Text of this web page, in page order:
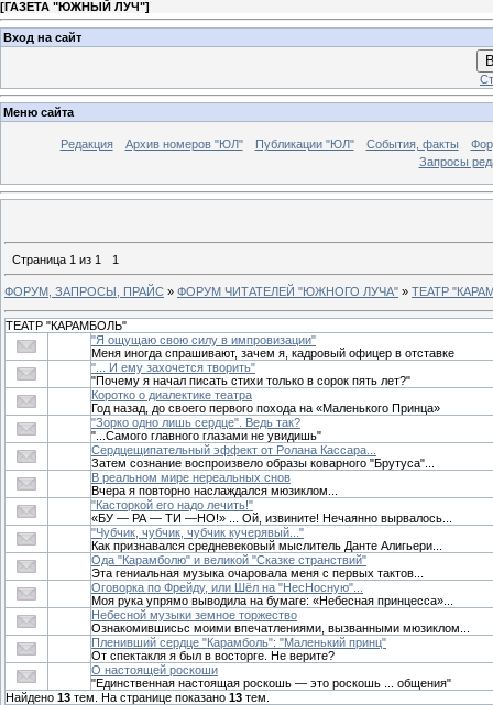
[ГАЗЕТА "ЮЖНЫЙ ЛУЧ"]
Вход на сайт
Меню сайта
Редакция Архив номеров "ЮЛ" Публикации "ЮЛ" События, факты
Запросы
Страница 1 из 1 1
ФОРУМ, ЗАПРОСЫ, ПРАЙС » ФОРУМ ЧИТАТЕЛЕЙ "ЮЖНОГО ЛУЧА" » ТЕАТР
ТЕАТР "КАРАМБОЛЬ"
"Я ощущаю свою силу в импровизации"
Меня иногда спрашивают, зачем я, кадровый офицер в отставке
"... И ему захочется творить"
"Почему я начал писать стихи только в сорок пять лет?"
Коротко о диалектике театра
Год назад, до своего первого похода на «Маленького Принца»
"Зорко одно лишь сердце". Ведь так?
"...Самого главного глазами не увидишь"
Сердцещипательный эффект от Ролана Кассара...
Затем сознание воспроизвело образы коварного "Брутуса"...
В реальном мире нереальных снов
Вчера я повторно наслаждался мюзиклом...
"Касторкой его надо лечить!"
«БУ — РА — ТИ —НО!» ... Ой, извините! Нечаянно вырвалось...
"Чубчик, чубчик, чубчик кучерявый..."
Как признавался средневековый мыслитель Данте Алигьери...
Ода "Карамболю" и великой "Сказке странствий"
Эта гениальная музыка очаровала меня с первых тактов...
Оговорка по Фрейду, или Шёл на "НесНосную"...
Моя рука упрямо выводила на бумаге: «Небесная принцесса»...
Небесной музыки земное торжество
Ознакомившисьс моими впечатлениями, вызванными мюзиклом...
Пленивший сердце "Карамболь": "Маленький принц"
От спектакля я был в восторге. Не верите?
О настоящей роскоши
"Единственная настоящая роскошь — это роскошь ... общения"
Найдено 13 тем. На странице показано 13 тем.